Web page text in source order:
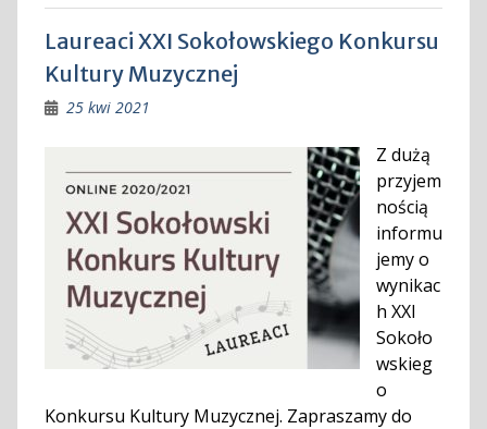
Laureaci XXI Sokołowskiego Konkursu
Kultury Muzycznej
25 kwi 2021
Z dużą
przyjem
nością
informu
jemy o
wynikac
h XXI
Sokoło
wskieg
o
Konkursu Kultury Muzycznej. Zapraszamy do